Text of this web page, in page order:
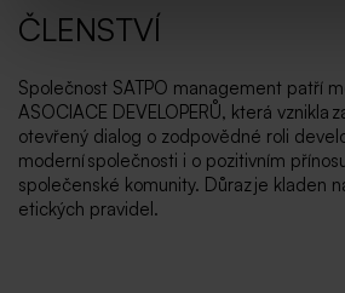
ČLENSTVÍ
Společnost SATPO management patří
ASOCIACE DEVELOPERŮ, která vznikla
otevřený dialog o zodpovědné roli
moderní společnosti i o pozitivním
společenské komunity. Důraz je kladen
etických pravidel.